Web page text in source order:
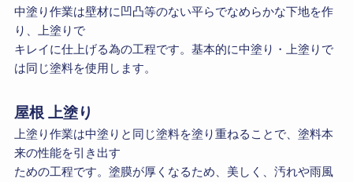
中塗り作業は壁材に凹凸等のない平らでなめらかな下地を作
り、上塗りで
キレイに仕上げる為の工程です。基本的に中塗り・上塗りで
は同じ塗料を使用します。
屋根 上塗り
上塗り作業は中塗りと同じ塗料を塗り重ねることで、塗料本
来の性能を引き出す
ための工程です。塗膜が厚くなるため、美しく、汚れや雨風